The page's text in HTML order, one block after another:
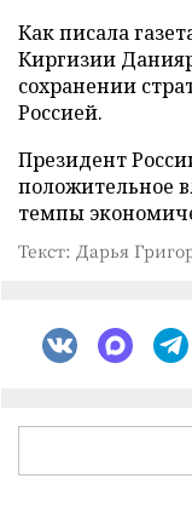
Как писала
Киргизии
сохранении
Россией.
Президент
положительное
темпы
Текст: Дарья